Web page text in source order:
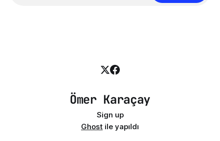
Ömer Karaçay
Sign up
Ghost ile yapıldı